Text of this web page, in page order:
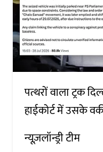
पत्थरों वाला ट्रक
हाईकोर्ट में उसके
न्यूज़लॉन्ड्री टीम